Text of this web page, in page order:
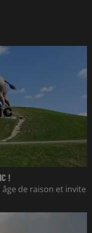
!
de raison et invite